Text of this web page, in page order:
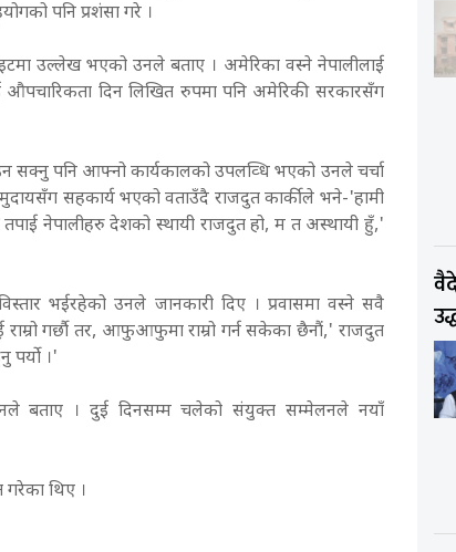
पनि प्रशंसा गरे ।
उल्लेख भएको उनले बताए । अमेरिका वस्ने नेपालीलाई
औपचारिकता दिन लिखित रुपमा पनि अमेरिकी सरकारसँग
सक्नु पनि आफ्नो कार्यकालको उपलव्धि भएको उनले चर्चा
सहकार्य भएको वताउँदै राजदुत कार्कीले भने-'हामी
तपाई नेपालीहरु देशको स्थायी राजदुत हो, म त अस्थायी हुँ,'
भईरहेको उनले जानकारी दिए । प्रवासमा वस्ने सवै
गर्छौ तर, आफुआफुमा राम्रो गर्न सकेका छैनौं,' राजदुत
पर्यो ।'
बताए । दुई दिनसम्म चलेको संयुक्त सम्मेलनले नयाँ
गरेका थिए ।